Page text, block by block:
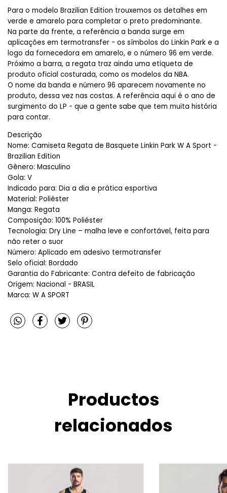
Para o modelo Brazilian Edition trouxemos os detalhes em
verde e amarelo para completar o preto predominante.
Na parte da frente, a referência a banda surge em
aplicações em termotransfer - os símbolos do Linkin Park e a
logo da fornecedora em amarelo, e o número 96 em verde.
Próximo a barra, a regata traz ainda uma etiqueta de
produto oficial costurada, como os modelos da NBA.
O nome da banda e número 96 aparecem novamente no
produto, dessa vez nas costas. A referência aqui é o ano de
surgimento do LP - que a gente sabe que tem muita história
para contar.
Descrição
Nome: Camiseta Regata de Basquete Linkin Park W A Sport -
Brazilian Edition
Gênero: Masculino
Gola: V
Indicado para: Dia a dia e prática esportiva
Material: Poliéster
Manga: Regata
Composição: 100% Poliéster
Tecnologia: Dry Line – malha leve e confortável, feita para
não reter o suor
Número: Aplicado em adesivo termotransfer
Selo oficial: Bordado
Garantia do Fabricante: Contra defeito de fabricação
Origem: Nacional - BRASIL
Marca: W A SPORT
Productos
relacionados